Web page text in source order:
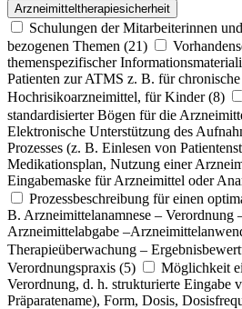
Arzneimitteltherapiesicherheit
Schulungen der Mitarbeiterinnen
bezogenen Themen (21)
themenspezifischer
Patienten zur ATMS z. B. für
Hochrisikoarzneimittel, für Kinder(8)
standardisierter Bögen für die
Elektronische Unterstützung des
Prozesses (z. B. Einlesen von
Medikationsplan, Nutzung einer
Eingabemaske für Arzneimittel oder
Prozessbeschreibung für einen
B. Arzneimittelanamnese – Verordnung
Arzneimittelabgabe
Therapieüberwachung –
Verordnungspraxis (5)
Möglichkeit
Verordnung, d. h. strukturierte Eingabe
Präparatename), Form, Dosis,